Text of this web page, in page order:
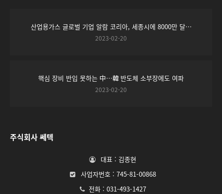
산업용가스 글로벌 기업 알람 코리아, 세종시에 8000만 달…
2023-02-20
핵심 장비 반입 못하는 中…韓 반도체 소부장에도 여파
2023-02-20
주식회사 쎄텍
대표 : 김종현
사업자번호 : 745-81-00868
전화 : 031-493-1427